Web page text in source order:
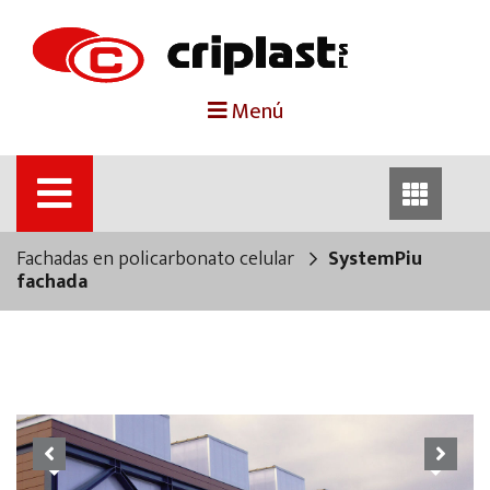
Menú
portada
criplast
trabajos destacados
Fachadas en policarbonato celular SystemPiu
fachada
Previous Next